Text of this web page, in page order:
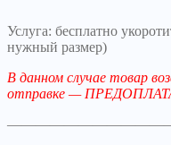
Услуга: бесплатно
нужный размер)
В данном случае товар
отправке —